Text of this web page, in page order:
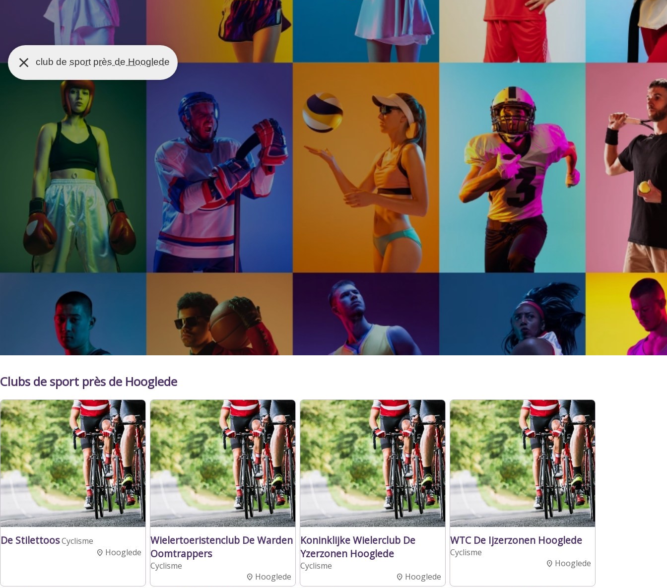
club de sport près de Hooglede
Clubs de sport près de Hooglede
De StilettoosCyclisme
Hooglede
Wielertoeristenclub De Warden
Oomtrappers
Cyclisme
Hooglede
Koninklijke Wielerclub De
Yzerzonen Hooglede
Cyclisme
Hooglede
WTC De Ijzerzonen Hooglede
Cyclisme
Hooglede